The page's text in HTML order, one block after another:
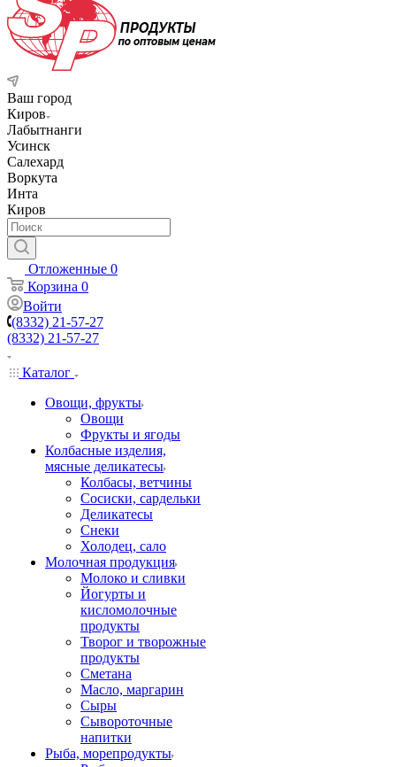
Ваш город
Киров
Лабытнанги
Усинск
Салехард
Воркута
Инта
Киров
Отложенные 0
Корзина 0
Войти
(8332) 21-57-27
(8332) 21-57-27
Каталог
Овощи, фрукты
Овощи
Фрукты и ягоды
Колбасные изделия,
мясные деликатесы
Колбасы, ветчины
Сосиски, сардельки
Деликатесы
Снеки
Холодец, сало
Молочная продукция
Молоко и сливки
Йогурты и
кисломолочные
продукты
Творог и творожные
продукты
Сметана
Масло, маргарин
Сыры
Сывороточные
напитки
Рыба, морепродукты